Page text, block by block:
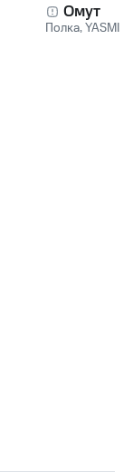
Омут
Полка,YASMI